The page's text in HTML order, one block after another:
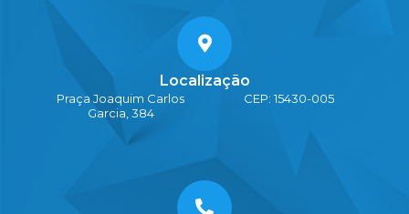
Localização
Praça Joaquim Carlos
Garcia, 384
CEP: 15430-005